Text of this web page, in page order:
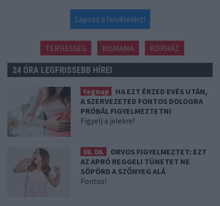
Lapozz a felvételért!
TERHESSÉG KISMAMA KÓRHÁZ
24 ÓRA LEGFRISSEBB HÍREI
tegnap
HA EZT ÉRZED EVÉS UTÁN,
A SZERVEZETED FONTOS DOLOGRA
PRÓBÁL FIGYELMEZTETNI
Figyelj a jelekre!
08. 06.
ORVOS FIGYELMEZTET: EZT
AZ APRÓ REGGELI TÜNETET NE
SÖPÖRD A SZŐNYEG ALÁ
Fontos!